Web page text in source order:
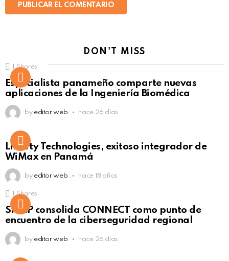
DON'T MISS
Click to view this post
1 Shares
Especialista panameño comparte nuevas
aplicaciones de la Ingeniería Biomédica
by editor web hace 26 días
Liberty Technologies, exitoso integrador de
WiMax en Panamá
by editor web hace 18 años
Click to view this post
1 Shares
SISAP consolida CONNECT como punto de
encuentro de la ciberseguridad regional
by editor web hace 26 días